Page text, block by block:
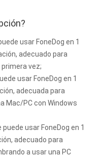
usar FoneDog en 1
adecuado para
vez;
usar FoneDog en 1
adecuada para
Mac/PC con Windows
usar FoneDog en 1
adecuado para
a usar una PC